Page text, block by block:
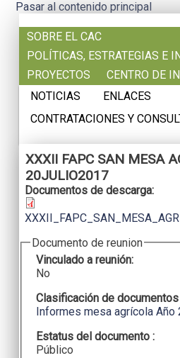
Pasar al contenido principal
SOBRE EL CAC
POLÍTICAS, ESTRATEGIAS E
PROYECTOS
CENTRO DE
NOTICIAS
ENLACES
CONTRATACIONES Y
XXXII FAPC SAN MESA
20JULIO2017
Documentos de descarga:
Documento de reunion
Vinculado a reunión:
No
Clasificación de
Informes mesa agrícola Año
Estatus del documento :
Público